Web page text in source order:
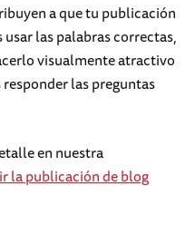
a que tu publicación
las palabras correctas,
visualmente atractivo
las preguntas
en nuestra
la publicación de blog